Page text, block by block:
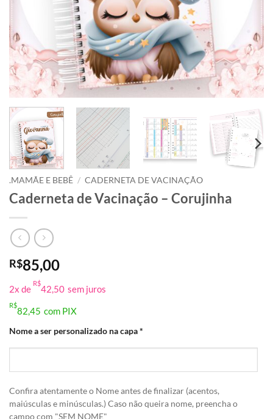
.MAMÃE E BEBÊ / CADERNETA DE VACINAÇÃO
Caderneta de Vacinação – Corujinha
R$85,00
2x de
R$
42,50 sem juros
R$
82,45 com PIX
Nome a ser personalizado na capa*
Confira atentamente o Nome antes de finalizar (acentos,
maiúsculas e minúsculas.) Caso não queira nome, preencha o
campo com "SEM NOME"